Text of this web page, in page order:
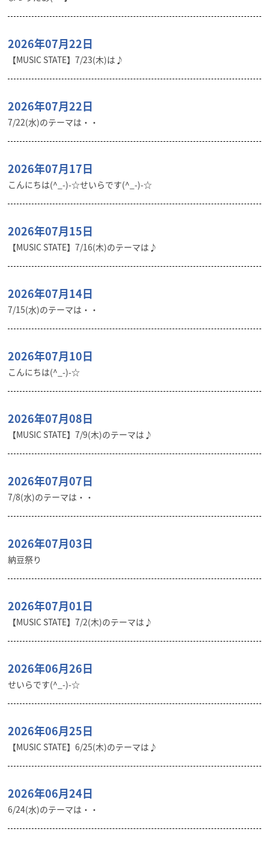
2026年07月22日
【MUSIC STATE】7/23(木)は♪
2026年07月22日
7/22(水)のテーマは・・
2026年07月17日
こんにちは(^_-)-☆せいらです(^_-)-☆
2026年07月15日
【MUSIC STATE】7/16(木)のテーマは♪
2026年07月14日
7/15(水)のテーマは・・
2026年07月10日
こんにちは(^_-)-☆
2026年07月08日
【MUSIC STATE】7/9(木)のテーマは♪
2026年07月07日
7/8(水)のテーマは・・
2026年07月03日
納豆祭り
2026年07月01日
【MUSIC STATE】7/2(木)のテーマは♪
2026年06月26日
せいらです(^_-)-☆
2026年06月25日
【MUSIC STATE】6/25(木)のテーマは♪
2026年06月24日
6/24(水)のテーマは・・